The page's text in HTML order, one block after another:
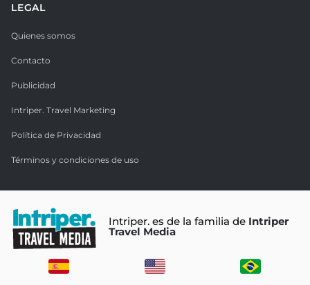
LEGAL
Quienes somos
Contacto
Publicidad
Intriper. Travel Marketing
Política de Privacidad
Términos y condiciones de uso
Intriper. es de la familia de Intriper
Travel Media